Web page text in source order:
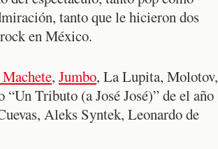
tanto que le hicieron dos
en México.
, Jumbo, La Lupita, Molotov,
Tributo (a José José)” de el año
Aleks Syntek, Leonardo de